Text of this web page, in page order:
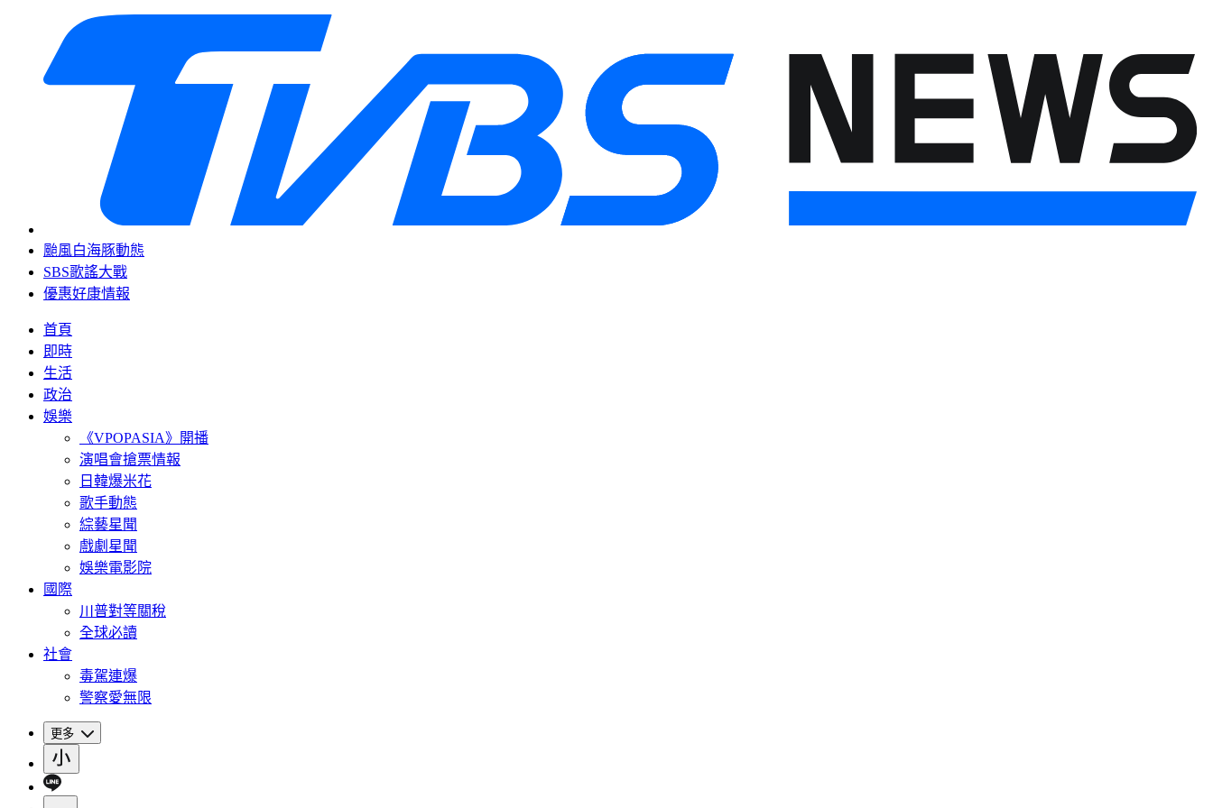
颱風白海豚動態
SBS歌謠大戰
優惠好康情報
首頁
即時
生活
政治
娛樂
《VPOPASIA》開播
演唱會搶票情報
日韓爆米花
歌手動態
綜藝星聞
戲劇星聞
娛樂電影院
國際
川普對等關稅
全球必讀
社會
毒駕連爆
警察愛無限
更多